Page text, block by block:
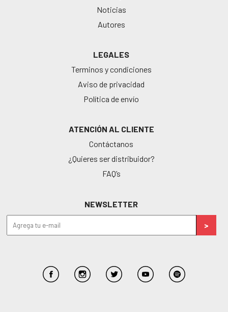
Noticias
Autores
LEGALES
Terminos y condiciones
Aviso de privacidad
Política de envío
ATENCIÓN AL CLIENTE
Contáctanos
¿Quieres ser distribuidor?
FAQ’s
NEWSLETTER